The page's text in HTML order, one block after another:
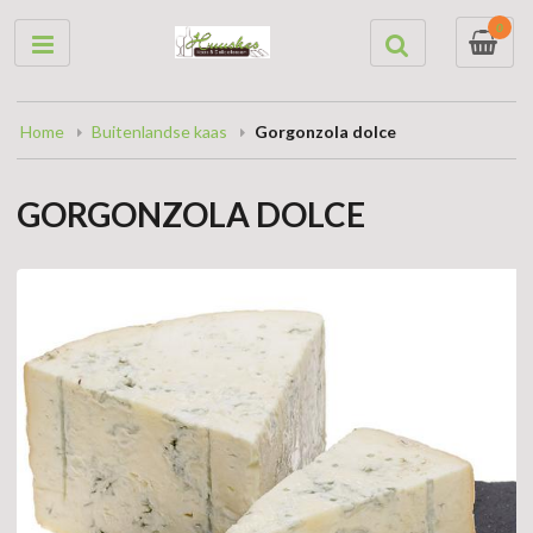
0
Home Buitenlandse kaas Gorgonzola dolce
GORGONZOLA DOLCE